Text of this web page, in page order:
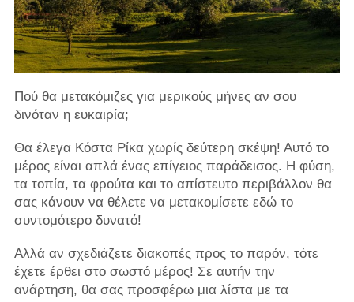
Πού θα μετακόμιζες για μερικούς μήνες αν σου
δινόταν η ευκαιρία;
Θα έλεγα Κόστα Ρίκα χωρίς δεύτερη σκέψη! Αυτό το
μέρος είναι απλά ένας επίγειος παράδεισος. Η φύση,
τα τοπία, τα φρούτα και το απίστευτο περιβάλλον θα
σας κάνουν να θέλετε να μετακομίσετε εδώ το
συντομότερο δυνατό!
Αλλά αν σχεδιάζετε διακοπές προς το παρόν, τότε
έχετε έρθει στο σωστό μέρος! Σε αυτήν την
ανάρτηση, θα σας προσφέρω μια λίστα με τα